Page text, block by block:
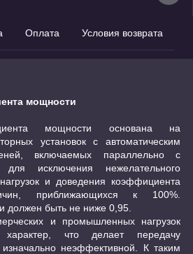
Оплата Условия возврата
мощности
мощности основана на
установок с автоматическим
включаемых параллельно с
для исключения нежелательного
и доведения коэффициента
приближающихся к 100%.
должен быть не ниже 0,95.
и промышленных нагрузок
что делает передачу
неэффективной. К таким